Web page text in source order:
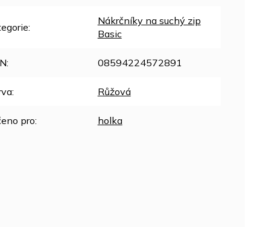
:
Nákrčníky na suchý zip
Basic
: 08594224572891
: Růžová
pro: holka